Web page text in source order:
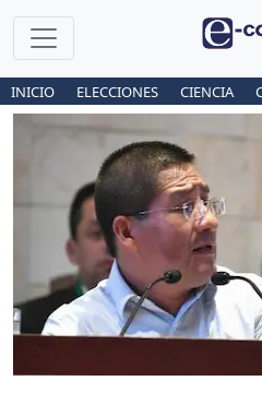
INICIO ELECCIONES CIENCIA